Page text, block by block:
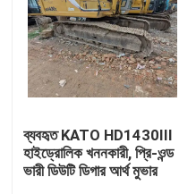
আমাদের সম্বন্ধে
গুণমান নিয়ন্ত্রণ
ব্যবহৃত KATO HD1430III
হাইড্রোলিক খননকারী, প্রি-ওন্ড
ভারী ডিউটি ডিগার আর্থ মুভার